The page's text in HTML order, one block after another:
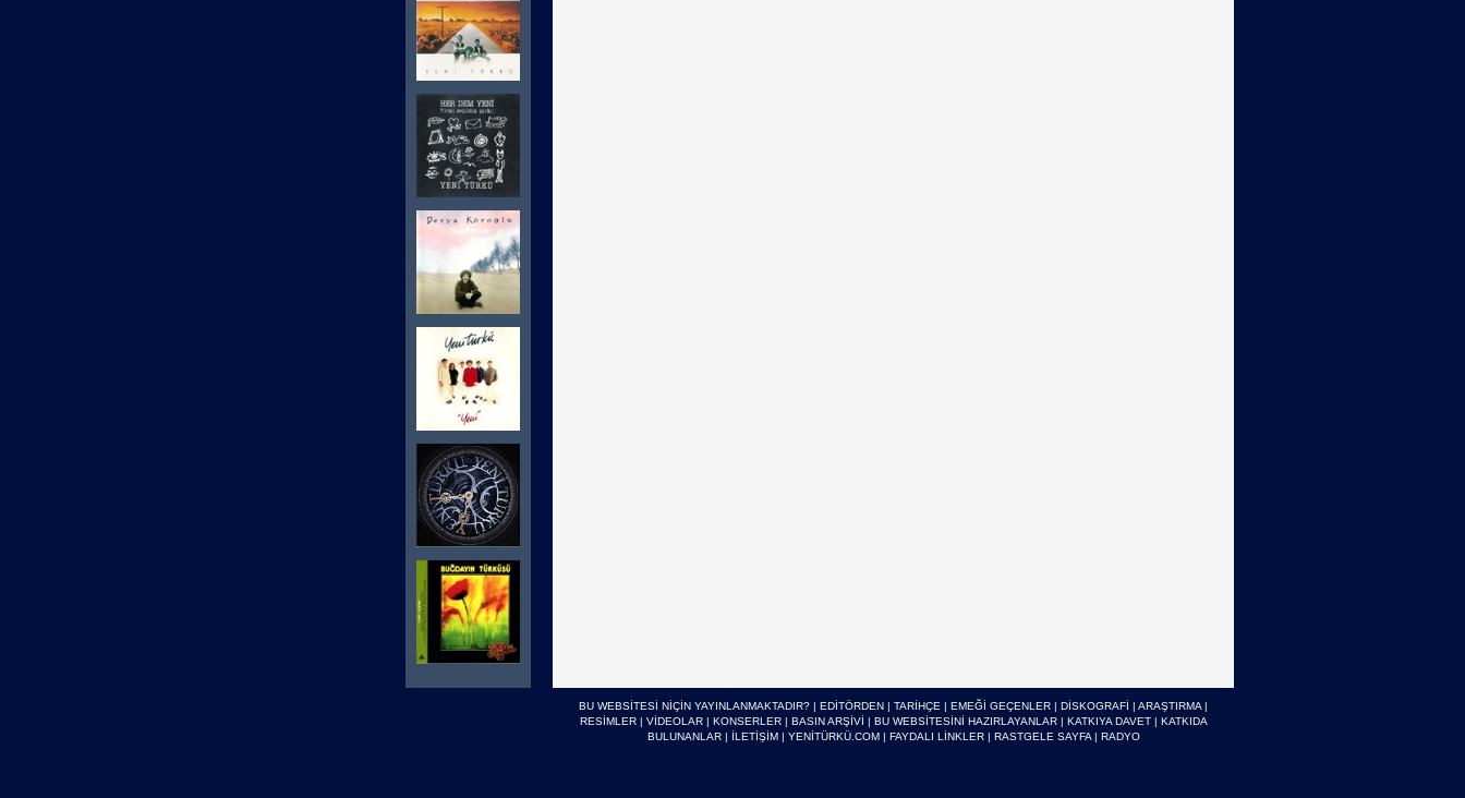
BU WEBSİTESİ NİÇİN YAYINLANMAKTADIR? | EDİTÖRDEN | TARİHÇE | EMEĞİ GEÇENLER | DİSKOGRAFİ | ARAŞTIRMA |
RESİMLER| VİDEOLAR| KONSERLER| BASIN ARŞİVİ | BU WEBSİTESİNİ HAZIRLAYANLAR| KATKIYA DAVET| KATKIDA
BULUNANLAR| İLETİŞİM| YENİTÜRKÜ.COM| FAYDALI LİNKLER| RASTGELE SAYFA| RADYO